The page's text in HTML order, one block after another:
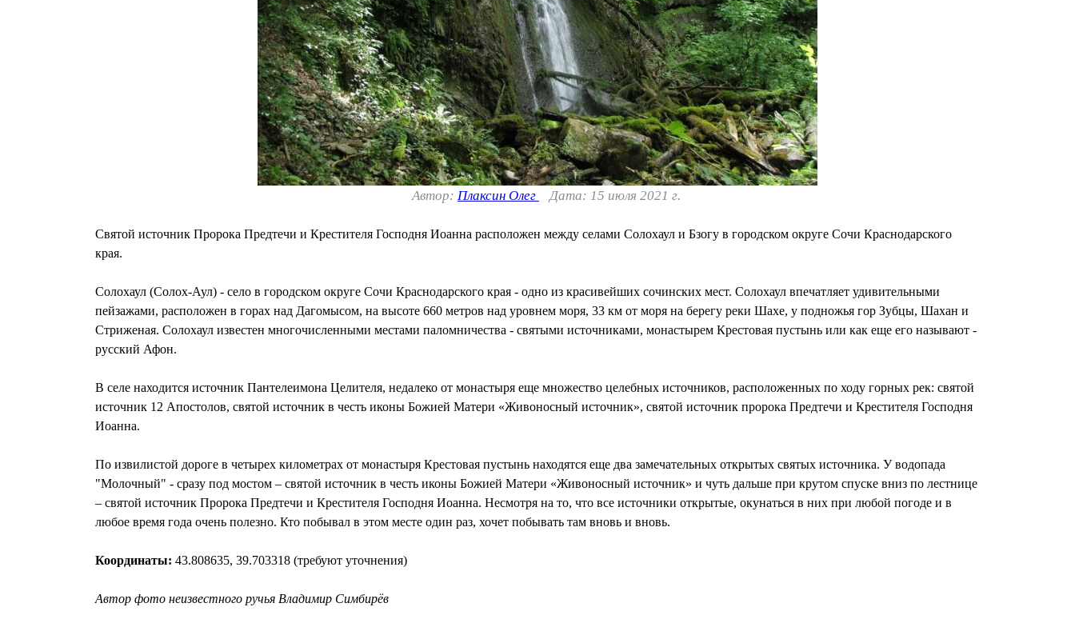
Автор: Плаксин Олег Дата: 15 июля 2021 г.
Святой источник Пророка Предтечи и Крестителя Господня Иоанна расположен между селами Солохаул и Бзогу в городском округе Сочи Краснодарского
края.
Солохаул (Солох-Аул) - село в городском округе Сочи Краснодарского края - одно из красивейших сочинских мест. Солохаул впечатляет удивительными
пейзажами, расположен в горах над Дагомысом, на высоте 660 метров над уровнем моря, 33 км от моря на берегу реки Шахе, у подножья гор Зубцы, Шахан и
Стриженая. Солохаул известен многочисленными местами паломничества - святыми источниками, монастырем Крестовая пустынь или как еще его называют -
русский Афон.
В селе находится источник Пантелеимона Целителя, недалеко от монастыря еще множество целебных источников, расположенных по ходу горных рек: святой
источник 12 Апостолов, святой источник в честь иконы Божией Матери «Живоносный источник», святой источник пророка Предтечи и Крестителя Господня
Иоанна.
По извилистой дороге в четырех километрах от монастыря Крестовая пустынь находятся еще два замечательных открытых святых источника. У водопада
"Молочный" - сразу под мостом – святой источник в честь иконы Божией Матери «Живоносный источник» и чуть дальше при крутом спуске вниз по лестнице
– святой источник Пророка Предтечи и Крестителя Господня Иоанна. Несмотря на то, что все источники открытые, окунаться в них при любой погоде и в
любое время года очень полезно. Кто побывал в этом месте один раз, хочет побывать там вновь и вновь.
Координаты: 43.808635, 39.703318 (требуют уточнения)
Автор фото неизвестного ручья Владимир Симбирёв